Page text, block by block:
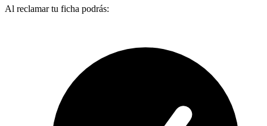
Al reclamar tu ficha podrás: